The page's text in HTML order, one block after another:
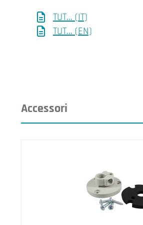
TUT... (IT)
TUT... (EN)
Accessori